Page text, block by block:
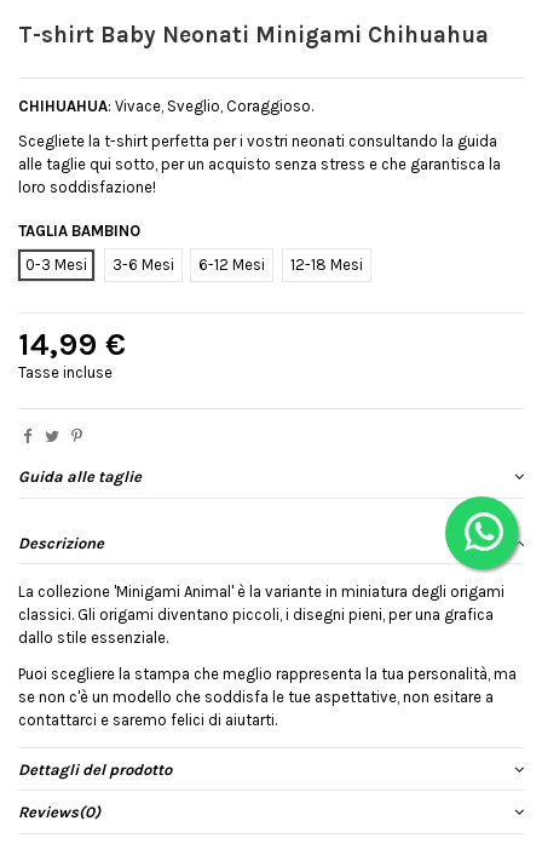
T-shirt Baby Neonati Minigami Chihuahua
CHIHUAHUA: Vivace, Sveglio, Coraggioso.
Scegliete la t-shirt perfetta per i vostri neonati consultando la guida
alle taglie qui sotto, per un acquisto senza stress e che garantisca la
loro soddisfazione!
TAGLIA BAMBINO
0-3 Mesi
3-6 Mesi 6-12 Mesi 12-18 Mesi
14,99 €
Tasse incluse
Guida alle taglie
Descrizione
La collezione 'Minigami Animal' è la variante in miniatura degli origami
classici. Gli origami diventano piccoli, i disegni pieni, per una grafica
dallo stile essenziale.
Puoi scegliere la stampa che meglio rappresenta la tua personalità, ma
se non c'è un modello che soddisfa le tue aspettative, non esitare a
contattarci e saremo felici di aiutarti.
Dettagli del prodotto
Reviews(0)